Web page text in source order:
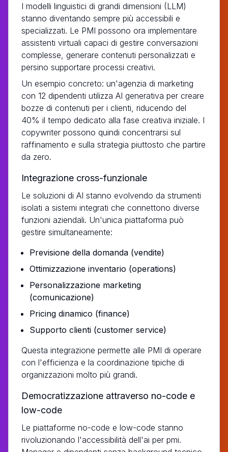
I modelli linguistici di grandi dimensioni (LLM)
stanno diventando sempre più accessibili e
specializzati. Le PMI possono ora implementare
assistenti virtuali capaci di gestire conversazioni
complesse, generare contenuti personalizzati e
persino supportare processi creativi.
Un esempio concreto: un'agenzia di marketing
con 12 dipendenti utilizza AI generativa per creare
bozze di contenuti per i clienti, riducendo del
40% il tempo dedicato alla fase creativa iniziale. I
copywriter possono quindi concentrarsi sul
raffinamento e sulla strategia piuttosto che partire
da zero.
Integrazione cross-funzionale
Le soluzioni di AI stanno evolvendo da strumenti
isolati a sistemi integrati che connettono diverse
funzioni aziendali. Un'unica piattaforma può
gestire simultaneamente:
Previsione della domanda (vendite)
Ottimizzazione inventario (operations)
Personalizzazione marketing
(comunicazione)
Pricing dinamico (finance)
Supporto clienti (customer service)
Questa integrazione permette alle PMI di operare
con l'efficienza e la coordinazione tipiche di
organizzazioni molto più grandi.
Democratizzazione attraverso no-code e
low-code
Le piattaforme no-code e low-code stanno
rivoluzionando l'accessibilità dell'ai per pmi.